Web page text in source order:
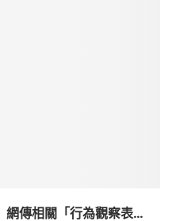
傳相關「行為觀察表...